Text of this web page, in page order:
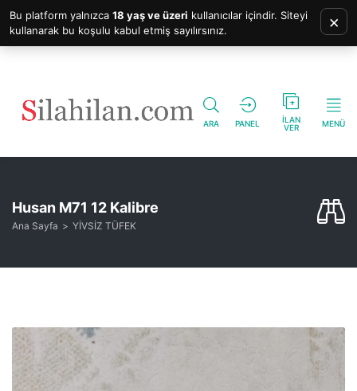
ARA PANEL
İLAN
VER
MENÜ
Husan M71 12 Kalibre
Ana Sayfa YİVSİZ TÜFEK
Bu platform yalnızca 18 yaş ve üzeri kullanıcılar içindir. Siteyi
kullanarak bu koşulu kabul etmiş sayılırsınız.
×